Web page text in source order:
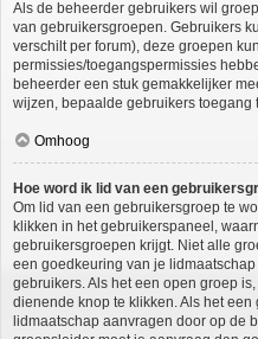
Als de beheerder gebruikers wil
van gebruikersgroepen. Gebruikers
verschilt per forum), deze groepen
permissies/toegangspermissies
beheerder een stuk gemakkelijker
wijzen, bepaalde gebruikers toegang
Omhoog
Hoe word ik lid van een
Om lid van een gebruikersgroep te
klikken in het gebruikerspaneel,
gebruikersgroepen krijgt. Niet alle
een goedkeuring van je
gebruikers. Als het een open groep
dienende knop te klikken. Als het
lidmaatschap aanvragen door op de